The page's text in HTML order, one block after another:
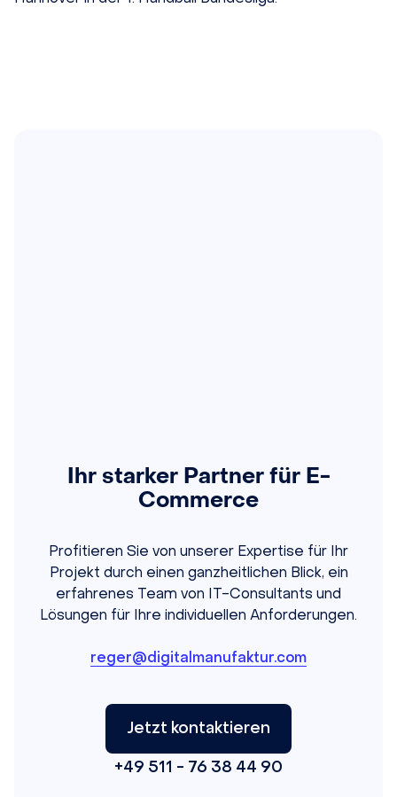
Ihr starker Partner für E-
Commerce
Profitieren Sie von unserer Expertise für Ihr
Projekt durch einen ganzheitlichen Blick, ein
erfahrenes Team von IT-Consultants und
Lösungen für Ihre individuellen Anforderungen.
reger@digitalmanufaktur.com
Jetzt kontaktieren
+49 511 - 76 38 44 90